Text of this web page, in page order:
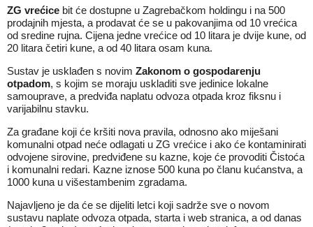
ZG vrećice bit će dostupne u Zagrebačkom holdingu i na 500
prodajnih mjesta, a prodavat će se u pakovanjima od 10 vrećica
od sredine rujna. Cijena jedne vrećice od 10 litara je dvije kune, od
20 litara četiri kune, a od 40 litara osam kuna.
Sustav je usklađen s novim Zakonom o gospodarenju
otpadom, s kojim se moraju uskladiti sve jedinice lokalne
samouprave, a predviđa naplatu odvoza otpada kroz fiksnu i
varijabilnu stavku.
Za građane koji će kršiti nova pravila, odnosno ako miješani
komunalni otpad neće odlagati u ZG vrećice i ako će kontaminirati
odvojene sirovine, predviđene su kazne, koje će provoditi Čistoća
i komunalni redari. Kazne iznose 500 kuna po članu kućanstva, a
1000 kuna u višestambenim zgradama.
Najavljeno je da će se dijeliti letci koji sadrže sve o novom
sustavu naplate odvoza otpada, starta i web stranica, a od danas